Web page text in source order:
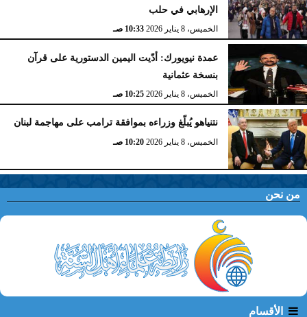
الإرهابي في حلب
الخميس، 8 يناير 2026 10:33 صـ
عمدة نيويورك: أدّيت اليمين الدستورية على قرآن
بنسخة عثمانية
الخميس، 8 يناير 2026 10:25 صـ
نتنياهو يُبلّغ وزراءه بموافقة ترامب على مهاجمة لبنان
الخميس، 8 يناير 2026 10:20 صـ
من نحن
الأقسام